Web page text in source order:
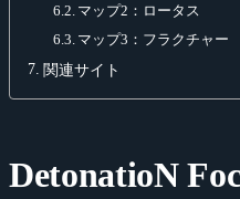
マップ2：ロータス
マップ3：フラクチャー
関連サイト
DetonatioN